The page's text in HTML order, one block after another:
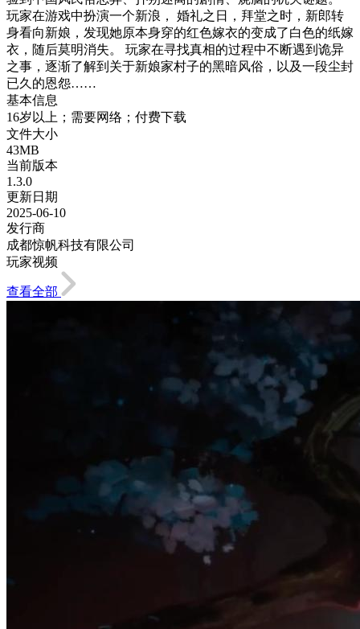
玩家在游戏中扮演一个新浪， 婚礼之日，拜堂之时，新郎转
身看向新娘，发现她原本身穿的红色嫁衣的变成了白色的纸嫁
衣，随后莫明消失。 玩家在寻找真相的过程中不断遇到诡异
之事，逐渐了解到关于新娘家村子的黑暗风俗，以及一段尘封
已久的恩怨……
基本信息
16岁以上；需要网络；付费下载
文件大小
43MB
当前版本
1.3.0
更新日期
2025-06-10
发行商
成都惊帆科技有限公司
玩家视频
查看全部